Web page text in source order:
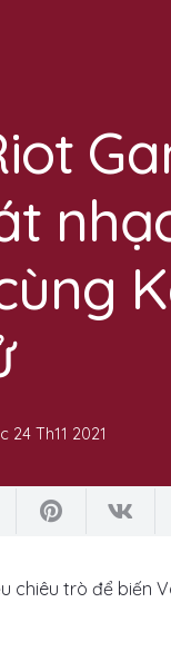
24 Th11 2021
chiêu trò để biến